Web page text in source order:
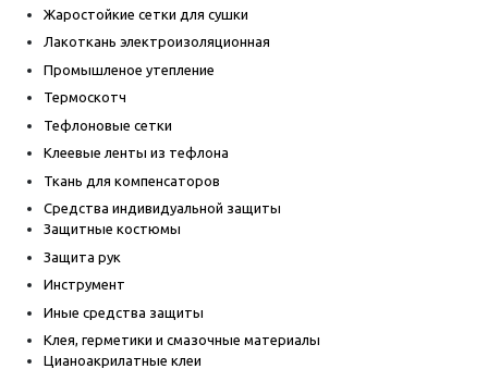
Жаростойкие сетки для сушки
Лакоткань электроизоляционная
Промышленое утепление
Термоскотч
Тефлоновые сетки
Клеевые ленты из тефлона
Ткань для компенсаторов
Средства индивидуальной защиты
Защитные костюмы
Защита рук
Инструмент
Иные средства защиты
Клея, герметики и смазочные материалы
Цианоакрилатные клеи